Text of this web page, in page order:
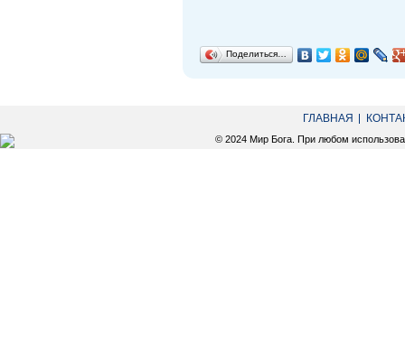
Поделиться…
ГЛАВНАЯ
© 2024 Мир Бога. При любом